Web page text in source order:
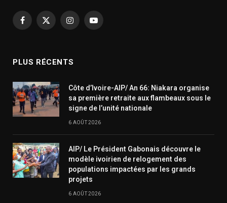
Facebook
X
InstagramYouTube
PLUS RÉCENTS
Côte d’Ivoire-AIP/ An 66: Niakara organise
sa première retraite aux flambeaux sous le
signe de l’unité nationale
6 AOÛT 2026
AIP/ Le Président Gabonais découvre le
modèle ivoirien de relogement des
populations impactées par les grands
projets
6 AOÛT 2026